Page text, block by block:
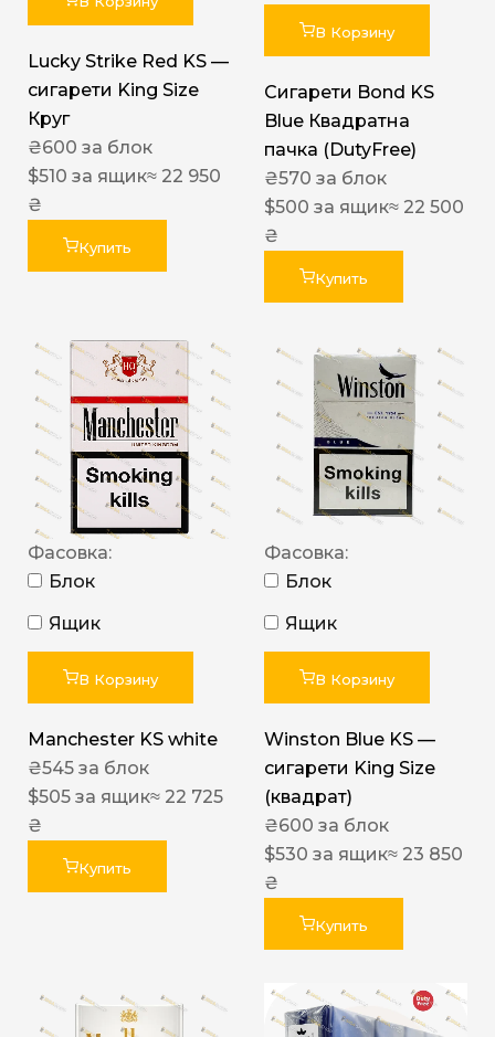
Lucky Strike Red KS —
сигарети King Size
Круг
₴600 за блок
$510 за ящик≈ 22 950
₴
Купить
В Корзину
Сигарети Bond KS
Blue Квадратна
пачка (DutyFree)
₴570 за блок
$500 за ящик≈ 22 500
₴
Купить
Фасовка:
Блок
Ящик
В Корзину
Manchester KS white
₴545 за блок
$505 за ящик≈ 22 725
₴
Купить
Фасовка:
Блок
Ящик
В Корзину
Winston Blue KS —
сигарети King Size
(квадрат)
₴600 за блок
$530 за ящик≈ 23 850
₴
Купить